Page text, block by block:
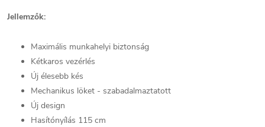
Jellemzők:
Maximális munkahelyi biztonság
Kétkaros vezérlés
Új élesebb kés
Mechanikus löket - szabadalmaztatott
Új design
Hasítónyílás 115 cm